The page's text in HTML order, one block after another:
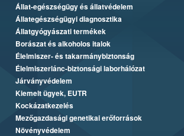
Állat-egészségügy és állatvédelem
Állategészségügyi diagnosztika
Állatgyógyászati termékek
Borászat és alkoholos italok
Élelmiszer- és takarmánybiztonság
Élelmiszerlánc-biztonsági laborhálózat
Járványvédelem
Kiemelt ügyek, EUTR
Kockázatkezelés
Mezőgazdasági genetikai erőforrások
Növényvédelem